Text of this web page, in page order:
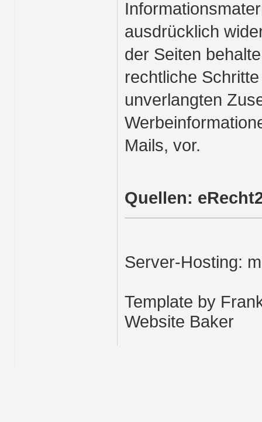
ausdrücklich
der Seiten
rechtliche
unverlangten
Mails, vor.
Quellen:
Server-Hosting:
Template by
Website Baker